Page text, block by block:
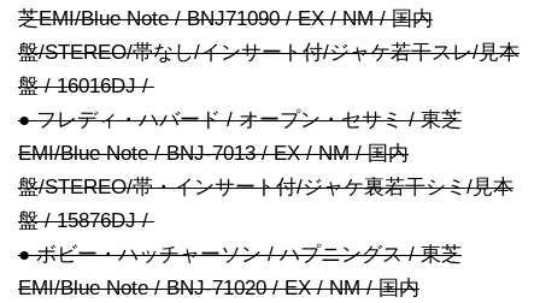
芝EMI/Blue Note / BNJ71090 / EX / NM / 国内
盤/STEREO/帯なし/インサート付/ジャケ若干スレ/見本
盤 / 16016DJ /
● フレディ・ハバード / オープン・セサミ / 東芝
EMI/Blue Note / BNJ-7013 / EX / NM / 国内
盤/STEREO/帯・インサート付/ジャケ裏若干シミ/見本
盤 / 15876DJ /
● ボビー・ハッチャーソン / ハプニングス / 東芝
EMI/Blue Note / BNJ-71020 / EX / NM / 国内